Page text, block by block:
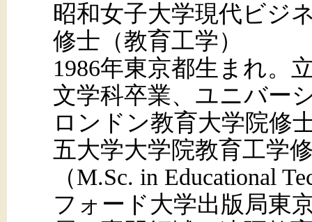
昭和女子大学現代ビジ
修士（教育工学）
1986年東京都生まれ。
文学科卒業、ユニバー
ロンドン教育大学院修
五大学大学院教育工学
（M.Sc. in Educational
フォード大学出版局東